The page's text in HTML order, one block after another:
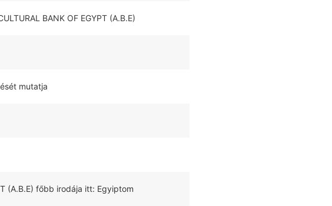
BANK OF EGYPT (A.B.E)
mutatja
(A.B.E) főbb irodája itt: Egyiptom